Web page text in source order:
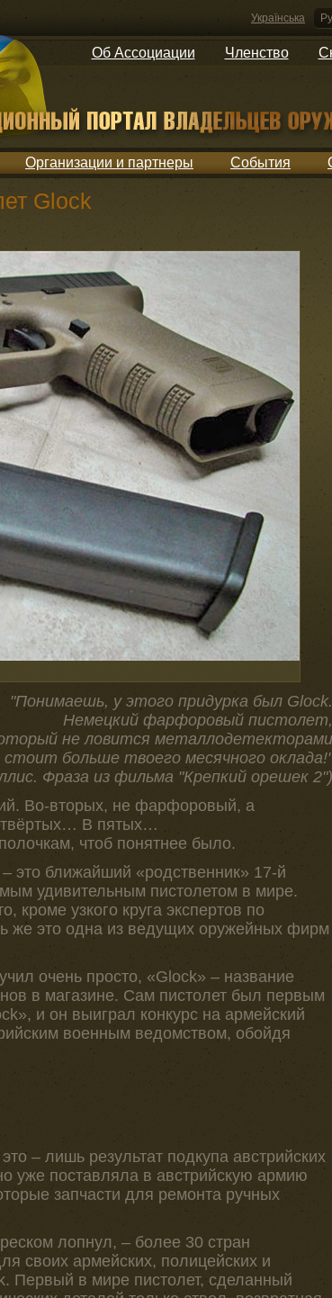
Українська
Об Ассоциации Членство
Организации и партнеры События
Glock
"Понимаешь, у этого придурка был Glock.
Немецкий фарфоровый пистолет,
не ловится металлодетекторами
стоит больше твоего месячного оклада!"
Фраза из фильма "Крепкий орешек 2")
Во-вторых, не фарфоровый, а
В пятых…
чтоб понятнее было.
это ближайший «родственник» 17-й
удивительным пистолетом в мире.
кроме узкого круга экспертов по
же это одна из ведущих оружейных фирм
очень просто, «Glock» – название
в магазине. Сам пистолет был первым
и он выиграл конкурс на армейский
военным ведомством, обойдя
– лишь результат подкупа австрийских
уже поставляла в австрийскую армию
запчасти для ремонта ручных
лопнул, – более 30 стран
своих армейских, полицейских и
Первый в мире пистолет, сделанный